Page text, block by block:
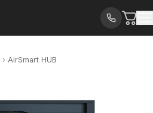
› AirSmart HUB